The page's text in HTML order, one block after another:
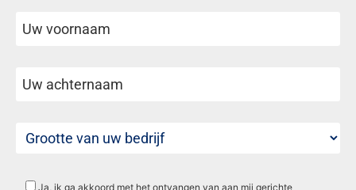
Ja, ik ga akkoord met het ontvangen van aan mij gerichte